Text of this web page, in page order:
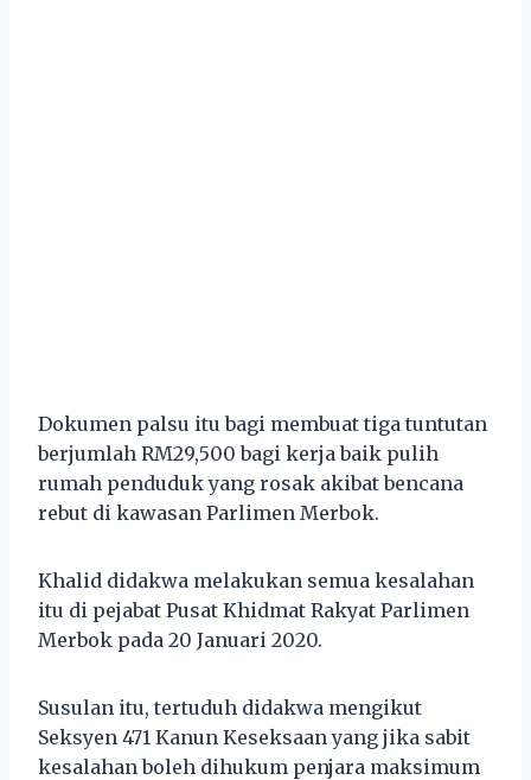
Dokumen palsu itu bagi membuat tiga tuntutan
berjumlah RM29,500 bagi kerja baik pulih
rumah penduduk yang rosak akibat bencana
rebut di kawasan Parlimen Merbok.
Khalid didakwa melakukan semua kesalahan
itu di pejabat Pusat Khidmat Rakyat Parlimen
Merbok pada 20 Januari 2020.
Susulan itu, tertuduh didakwa mengikut
Seksyen 471 Kanun Keseksaan yang jika sabit
kesalahan boleh dihukum penjara maksimum